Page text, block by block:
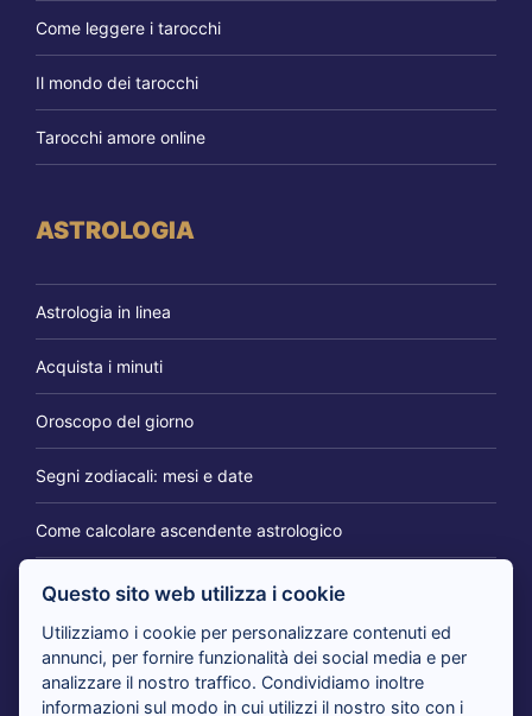
Come leggere i tarocchi
Il mondo dei tarocchi
Tarocchi amore online
ASTROLOGIA
Astrologia in linea
Acquista i minuti
Oroscopo del giorno
Segni zodiacali: mesi e date
Come calcolare ascendente astrologico
IL BLOG DEI CARTOMANTI
Tarocchi 365 giorni per te: il consulto per cambiare
Questo sito web utilizza i cookie
Utilizziamo i cookie per personalizzare contenuti ed
annunci, per fornire funzionalità dei social media e per
analizzare il nostro traffico. Condividiamo inoltre
informazioni sul modo in cui utilizzi il nostro sito con i